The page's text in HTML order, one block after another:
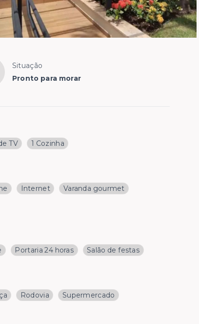
Situação
Pronto para morar
TV 1 Cozinha
Internet
Varanda gourmet
Portaria 24 horas Salão de festas
Rodovia
Supermercado